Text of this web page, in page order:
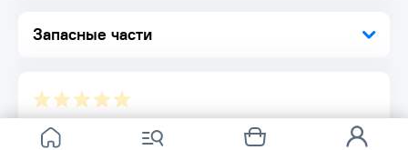
Запасные части
Установка на полу.
поршневым компрессорам благодаря применению
винтовой технологии, значительно снижающей вибрации.
Полностью закрытый звукоизолирующий корпус
дополнительно снижает уровень шума.
Отзывов ещё нет.